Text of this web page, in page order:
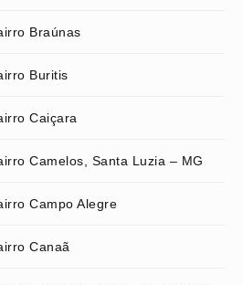
Braúnas
Buritis
Caiçara
Camelos, Santa Luzia – MG
Campo Alegre
Canaã